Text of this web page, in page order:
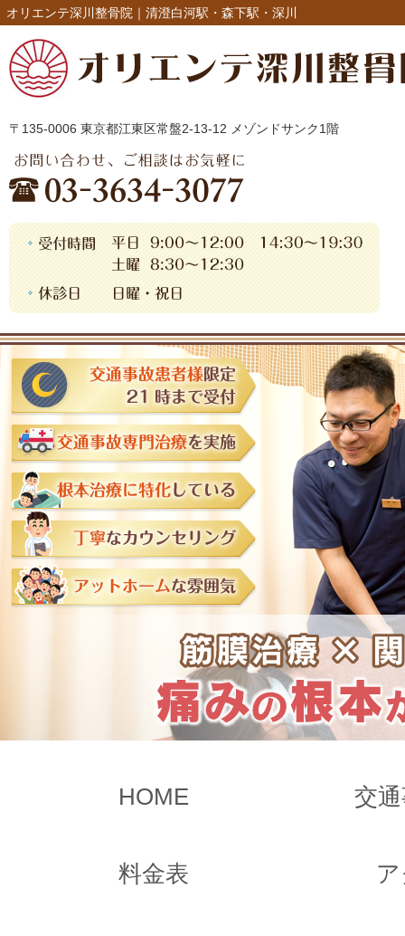
オリエンテ深川整骨院｜清澄白河駅・森下駅・深川
〒135-0006 東京都江東区常盤2-13-12 メゾンドサンク1階
HOME 交
料金表